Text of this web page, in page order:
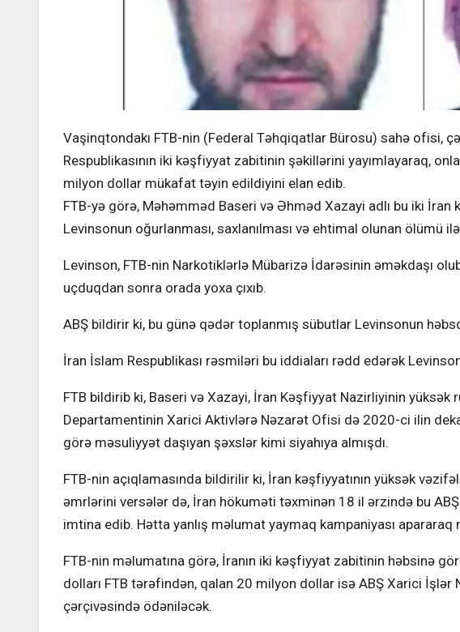
Vaşinqtondakı FTB-nin (Federal Təhqiqatlar Bürosu) sahə ofisi,
Respublikasının iki kəşfiyyat zabitinin şəkillərini yayımlayaraq,
milyon dollar mükafat təyin edildiyini elan edib.
FTB-yə görə, Məhəmməd Baseri və Əhməd Xazayi adlı bu iki İran
Levinsonun oğurlanması, saxlanılması və ehtimal olunan ölümü
Levinson, FTB-nin Narkotiklərlə Mübarizə İdarəsinin əməkdaşı
uçduqdan sonra orada yoxa çıxıb.
ABŞ bildirir ki, bu günə qədər toplanmış sübutlar Levinsonun
İran İslam Respublikası rəsmiləri bu iddiaları rədd edərək
FTB bildirib ki, Baseri və Xazayi, İran Kəşfiyyat Nazirliyinin yüksək
Departamentinin Xarici Aktivlərə Nəzarət Ofisi də 2020-ci ilin
görə məsuliyyət daşıyan şəxslər kimi siyahıya almışdı.
FTB-nin açıqlamasında bildirilir ki, İran kəşfiyyatının yüksək
əmrlərini versələr də, İran hökuməti təxminən 18 il ərzində bu
imtina edib. Hətta yanlış məlumat yaymaq kampaniyası apararaq
FTB-nin məlumatına görə, İranın iki kəşfiyyat zabitinin həbsinə
dolları FTB tərəfindən, qalan 20 milyon dollar isə ABŞ Xarici
çərçivəsində ödəniləcək.